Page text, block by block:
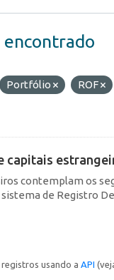
encontrado
Portfólio
ROF
capitais
contemplam os
de Registro
usando a API